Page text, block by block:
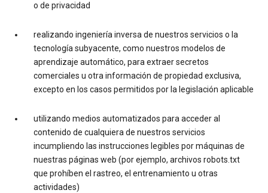
o de privacidad
realizando ingeniería inversa de nuestros servicios o la
tecnología subyacente, como nuestros modelos de
aprendizaje automático, para extraer secretos
comerciales u otra información de propiedad exclusiva,
excepto en los casos permitidos por la legislación aplicable
utilizando medios automatizados para acceder al
contenido de cualquiera de nuestros servicios
incumpliendo las instrucciones legibles por máquinas de
nuestras páginas web (por ejemplo, archivos robots.txt
que prohíben el rastreo, el entrenamiento u otras
actividades)